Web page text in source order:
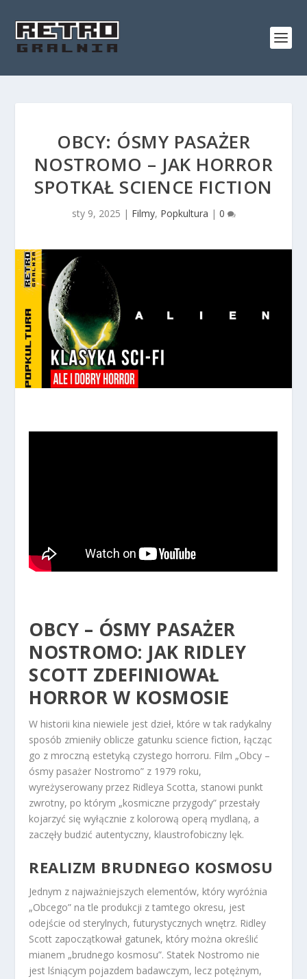
OBCY: ÓSMY PASAŻER
NOSTROMO – JAK HORROR
SPOTKAŁ SCIENCE FICTION
sty 9, 2025 | Filmy, Popkultura | 0
OBCY – ÓSMY PASAŻER
NOSTROMO: JAK RIDLEY
SCOTT ZDEFINIOWAŁ
HORROR W KOSMOSIE
W historii kina niewiele jest dzieł, które w tak radykalny
sposób zmieniły oblicze gatunku science fiction, łącząc
go z mroczną estetyką czystego horroru. Film „Obcy –
ósmy pasażer Nostromo” z 1979 roku,
wyreżyserowany przez Ridleya Scotta, stanowi punkt
zwrotny, po którym „kosmiczne przygody” przestały
kojarzyć się wyłącznie z kolorową operą mydlaną, a
zaczęły budzić autentyczny, klaustrofobiczny lęk.
REALIZM BRUDNEGO KOSMOSU
Jednym z najważniejszych elementów, który wyróżnia
„Obcego” na tle produkcji z tamtego okresu, jest
odejście od sterylnych, futurystycznych wnętrz. Ridley
Scott zapoczątkował gatunek, który można określić
mianem „brudnego kosmosu”. Statek Nostromo nie
jest lśniącym pojazdem badawczym, lecz potężnym,